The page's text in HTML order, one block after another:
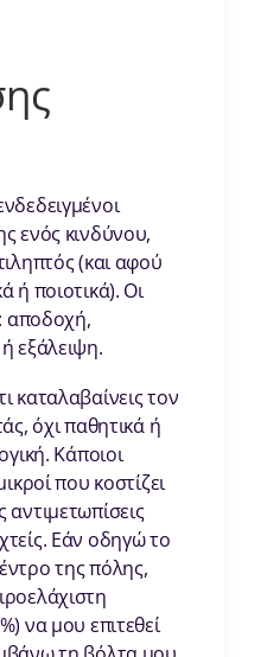
ενός κινδύνου,
(και αφού
ή ποιοτικά). Οι
αποδοχή,
εξάλειψη.
καταλαβαίνεις τον
όχι παθητικά ή
Κάποιοι
που κοστίζει
Εάν οδηγώ το
της πόλης,
να μου επιτεθεί